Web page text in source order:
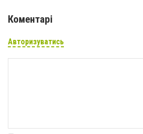
Коментарі
Авторизуватись